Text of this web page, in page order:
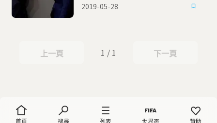
首頁 搜尋 列表 世界盃 贊助
2019-05-28
上一頁
上一頁 1 / 1 下一頁
下一頁